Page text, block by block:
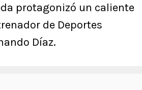
protagonizó un caliente
de Deportes
Díaz.